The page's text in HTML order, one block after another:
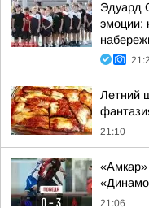
Эдуард
эмоции:
Летний
21:10
21:06